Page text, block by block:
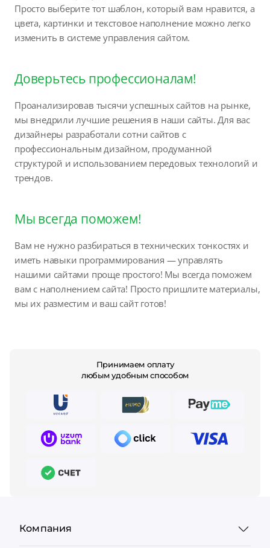
Просто выберите тот шаблон, который вам нравится, а
цвета, картинки и текстовое наполнение можно легко
изменить в системе управления сайтом.
Доверьтесь профессионалам!
Проанализировав тысячи успешных сайтов на рынке,
мы внедрили лучшие решения в наши сайты. Для вас
дизайнеры разработали сотни сайтов с
профессиональным дизайном, продуманной
структурой и использованием передовых технологий и
трендов.
Мы всегда поможем!
Вам не нужно разбираться в технических тонкостях и
иметь навыки программирования — управлять
нашими сайтами проще простого! Мы всегда поможем
вам с наполнением сайта! Просто пришлите материалы,
мы их разместим и ваш сайт готов!
Принимаем оплату
любым удобным способом
Компания